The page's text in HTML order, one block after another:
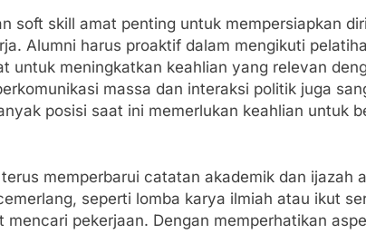
soft skill amat penting untuk mempersiapkan
Alumni harus proaktif dalam mengikuti
untuk meningkatkan keahlian yang relevan
massa dan interaksi politik juga
posisi saat ini memerlukan keahlian untuk
memperbarui catatan akademik dan ijazah
seperti lomba karya ilmiah atau ikut
mencari pekerjaan. Dengan memperhatikan